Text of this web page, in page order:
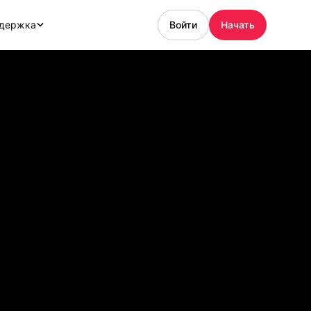
Войти Начать